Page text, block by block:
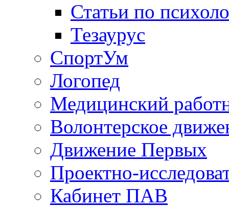
Статьи по
Тезаурус
СпортУм
Логопед
Медицинский
Волонтерское
Движение Первых
Проектно-
Кабинет ПАВ